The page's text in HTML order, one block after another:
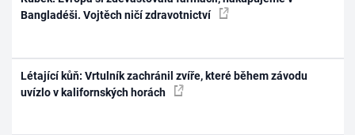
Bangladéši. Vojtěch ničí zdravotnictví
Létající kůň: Vrtulník zachránil zvíře, které během závodu
uvízlo v kalifornských horách